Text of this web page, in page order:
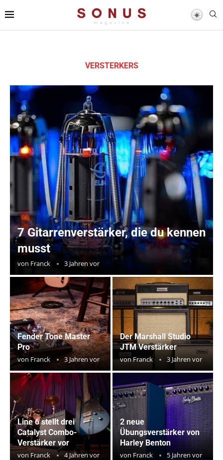
VERSTERKERS
7 Gitarrenverstärker, die du kennen
musst
von Franck 3 Jahren vor
Fender Tone Master
Pro
von Franck 3 Jahren vor
Der Marshall Studio
JTM Verstärker
vonFranck 3 Jahren vor
Line 6 stellt drei
Catalyst Combo-
Verstärker vor
vonFranck 4 Jahren vor
2 neue
Übungsverstärker von
Harley Benton
von Franck 5 Jahren vor